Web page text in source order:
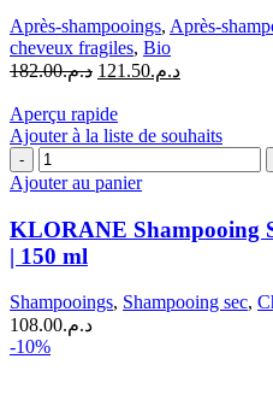
à
la
Quinine
Edelweiss
BIO
200
Après-shampooings, Après-
cheveux fragiles, Bio
د.م.182.00
Le
initial
était :
د.م.121.50
Le
est :
د.م.121.50.
Aperçu rapide
Ajouter à la liste de souhaits
quantité
de
KLORANE
Shampooing
Sec
Extra-
à
l’Avoine
|
Ajouter au panier
KLORANE Shampooing
| 150 ml
Shampooings, Shampooing sec,
د.م.108.00
-10%